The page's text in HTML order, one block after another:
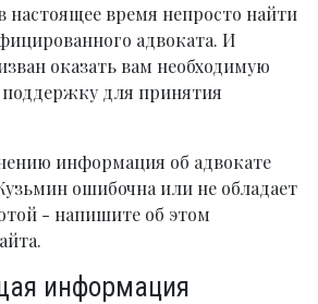
настоящее время непросто найти
адвоката. И
оказать вам необходимую
для принятия
информация об адвокате
ошибочна или не обладает
- напишите об этом
информация